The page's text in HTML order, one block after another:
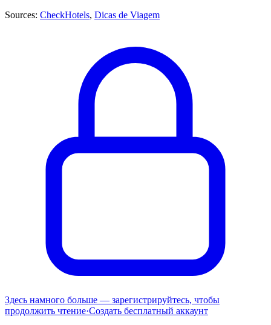
Sources: CheckHotels, Dicas de Viagem
Здесь намного больше — зарегистрируйтесь, чтобы
продолжить чтение·Создать бесплатный аккаунт